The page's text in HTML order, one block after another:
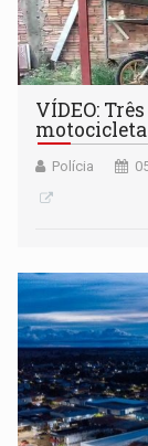
VÍDEO:
Polícia